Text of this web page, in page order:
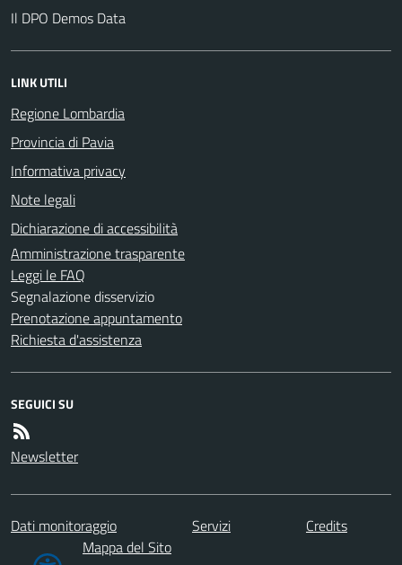
Il DPO Demos Data
LINK UTILI
Regione Lombardia
Provincia di Pavia
Informativa privacy
Note legali
Dichiarazione di accessibilità
Amministrazione trasparente
Leggi le FAQ
Segnalazione disservizio
Prenotazione appuntamento
Richiesta d'assistenza
SEGUICI SU
Newsletter
Dati monitoraggio Servizi
Credits
Mappa del Sito